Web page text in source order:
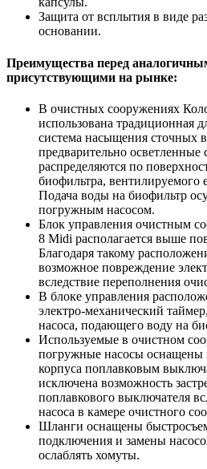
Защита от всплытия в виде
основании.
Преимущества перед
присутствующими на рынке:
В очистных сооружениях
использована традиционная
система насыщения сточных
предварительно
распределяются по
биофильтра, вентилируемого
Подача воды на биофильтр
погружным насосом.
Блок управления очистным
8 Midi располагается выше
Благодаря такому
возможное повреждение
вследствие переполнения
В блоке управления
электро-механический
насоса, подающего воду на
Используемые в очистном
погружные насосы оснащены
корпуса поплавковым
исключена возможность
поплавкового выключателя
насоса в камере очистного
Шланги оснащены
подключения и замены
ослаблять хомуты.